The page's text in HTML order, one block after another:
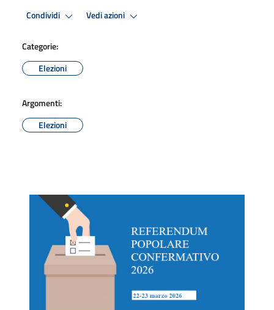
Condividi Vedi azioni
Categorie:
Elezioni
Argomenti:
Elezioni